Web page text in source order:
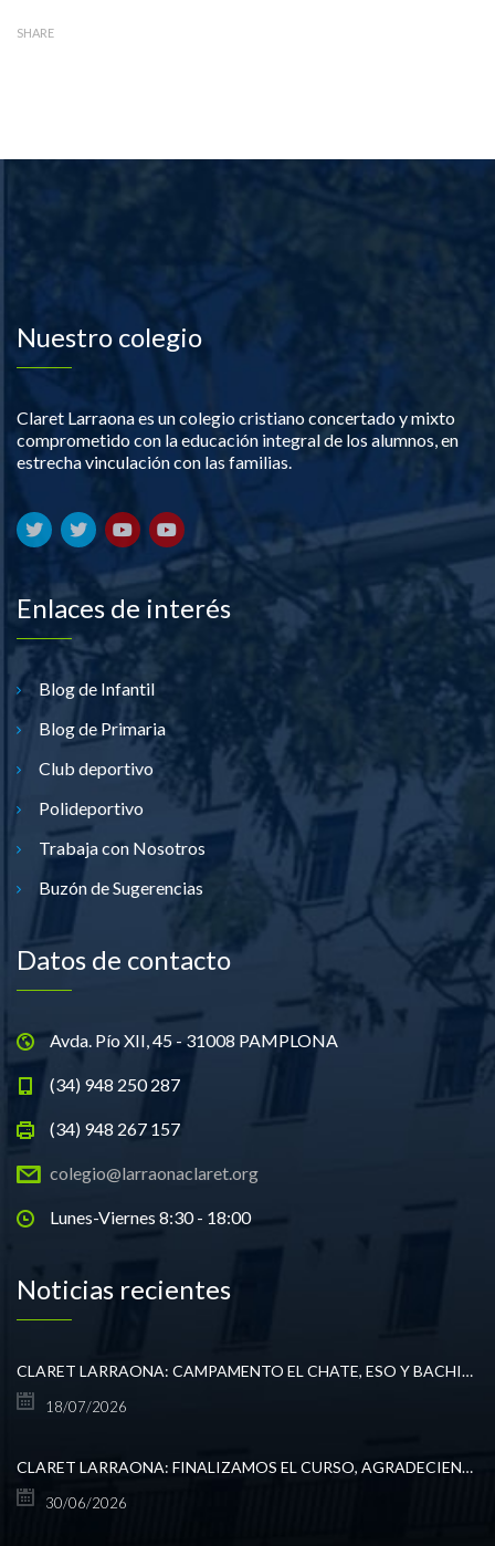
SHARE
Nuestro colegio
Claret Larraona es un colegio cristiano concertado y mixto
comprometido con la educación integral de los alumnos, en
estrecha vinculación con las familias.
Enlaces de interés
Blog de Infantil
Blog de Primaria
Club deportivo
Polideportivo
Trabaja con Nosotros
Buzón de Sugerencias
Datos de contacto
Avda. Pío XII, 45 - 31008 PAMPLONA
(34) 948 250 287
(34) 948 267 157
colegio@larraonaclaret.org
Lunes-Viernes 8:30 - 18:00
Noticias recientes
CLARET LARRAONA: CAMPAMENTO EL CHATE, ESO Y BACHILLERATO
18/07/2026
CLARET LARRAONA: FINALIZAMOS EL CURSO, AGRADECIENDO TODO LO VIVIDO.
30/06/2026